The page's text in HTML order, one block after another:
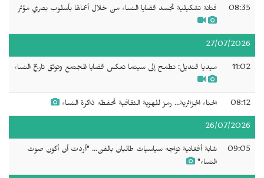
08:35 فنانة تشكيلية تجسد قضايا النساء من خلال أعمالها بأسلوب بصري مؤثر
27/07/2026
11:02 ميديا قنديل: نطمح إلى سينما تعكس قضايا المجتمع وتوثق تاريخ النساء
08:12 الحناء الجزائرية... رمز للهوية الثقافية تحفظه ذاكرة النساء
26/07/2026
09:05
شابة أفغانية تواجه سياسيات طالبان بالفن... "أردت أن أكون صوت
النساء"